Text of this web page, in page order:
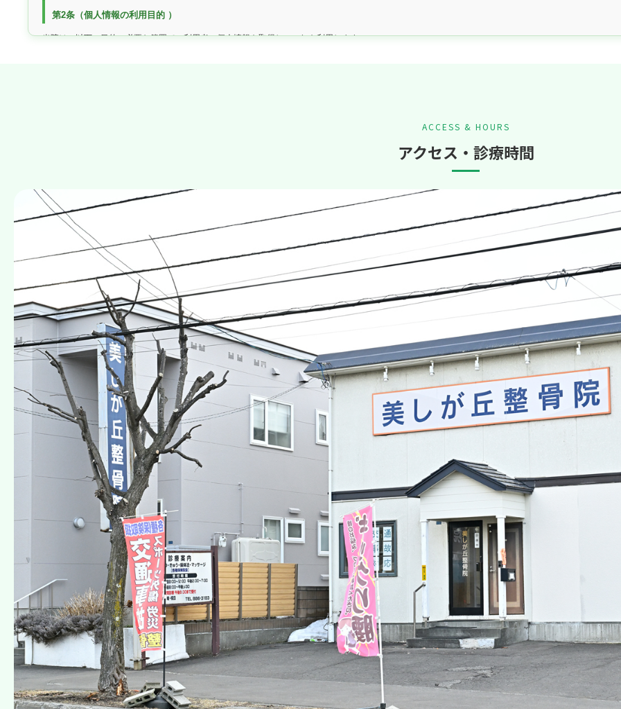
第2条（個人情報の利用目的 ）
当院は、以下の目的に必要な範囲で、利用者の個人情報を取得し、これを利用します。
利用規約に違反したユーザーや、不正・不当な目的でサービスを利用しようとするユーザーの特定をし、ご利用をお断りす
ユーザーにご自身の登録情報の閲覧や変更、削除、ご利用状況の閲覧を行っていただくため
有料サービスにおいて、ユーザーに利用料金を請求するため
上記の利用目的に付随する目的
第3条（個人情報の管理と保護）
個人情報の管理は、厳重に行うこととし、法令に別段の定めがある場合を除き、利用者の同意がない限り、第三者に対しデータを開示・提供することは
情報の紛失、破壊、改ざん及び漏えい等のリスクに対する予防並びに是正に関する対策を講じます。
第4条（個人情報の取扱いの委託）
当院は、個人情報の取り扱いの全部又は一部を利用目的の範囲内で第三者に委託する場合があります。委託先の選定にあたっては、委託先が個人情報を
す。当院は当該委託先に対して必要かつ適切な監督を行います。
第5条（個人情報の開示）
当院は、利用者（本人に限る。本条において以下同じ）から当院の保有する個人情報の開示を求められたときは、利用者に対し、遅滞なくこれを開示し
部又は一部を開示しないこともあり、開示しない決定をした場合には、その旨を遅滞なく通知します。
利用者又は第三者の生命、身体、財産その他の権利利益を害するおそれがある場合
当院の業務の適正な実施に著しい支障を及ぼすおそれがある場合
その他法令に違反することとなる場合
第6条（保有個人データの訂正等）
利用者は、当院の保有する個人情報が誤った情報である場合には、当院に対し、当該個人情報の訂正、追加又は削除（以
前項の請求を受けた場合、当院は遅滞なく必要な調査を行い、その結果前項の請求に理由があると判断した場合には、遅
当院は、前項に基づき訂正等の実施・不実施について判断した場合には、遅滞なく、利用者ご本人に対してご連絡します。
第7条（個人情報の利用停止等）
利用者は、当院に対し、当院の保有する個人データの利用の停止、消去又は第三者提供の停止（以下、「利用停止等」と
当院は、前項の請求を受けた場合には、遅滞なく必要な調査を行い、その結果前項の請求に理由があると判断した場合に
ACCESS & HOURS
アクセス・診療時間